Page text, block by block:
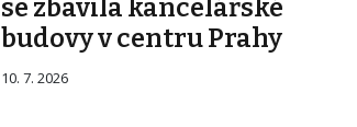
se zbavila kancelářské
budovy v centru Prahy
10. 7. 2026